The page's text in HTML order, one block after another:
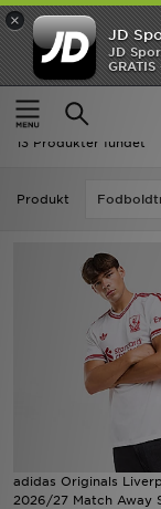
×
JD
JD
Hjem
Hvid Adidas
Hvid Adidas
13 Produkter fundet
Produkt
adidas Originals
2026/27 Match Away
Hjem
Udsalg
Nyheder
Bestsellers
Sport